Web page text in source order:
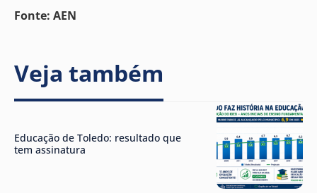
Fonte: AEN
Veja também
Educação de Toledo: resultado que
tem assinatura